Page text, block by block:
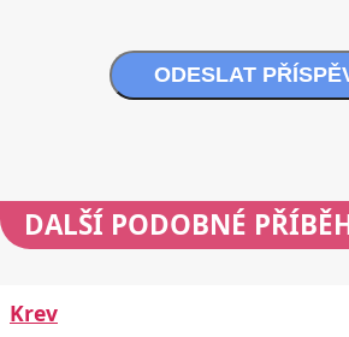
ODESLAT
DALŠÍ PODOBNÉ
Krev